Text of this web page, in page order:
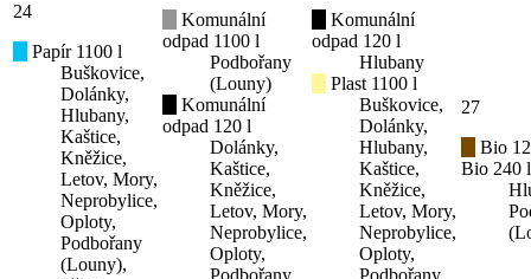
24
Papír 1100 l
Buškovice,
Dolánky,
Hlubany,
Kaštice,
Kněžice,
Letov, Mory,
Neprobylice,
Oploty,
Podbořany
(Louny),
Komunální
odpad 1100 l
Podbořany
(Louny)
Komunální
odpad 120 l
Dolánky,
Kaštice,
Kněžice,
Letov, Mory,
Neprobylice,
Oploty,
Komunální
odpad 120 l
Hlubany
Plast 1100 l
Buškovice,
Dolánky,
Hlubany,
Kaštice,
Kněžice,
Letov, Mory,
Neprobylice,
Oploty,
27
Bio
Bio 240 l